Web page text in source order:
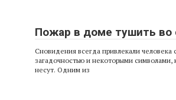
Пожар в доме тушить во
Сновидения всегда привлекали человека
загадочностью и некоторыми символами,
несут. Одним из